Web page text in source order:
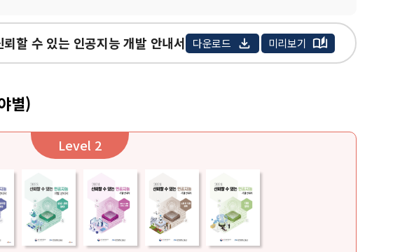
뢰할 수 있는 인공지능 개발 안내서 다운로드 미리보기
별)
Level 2